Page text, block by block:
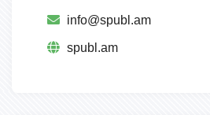
info@spubl.am
spubl.am